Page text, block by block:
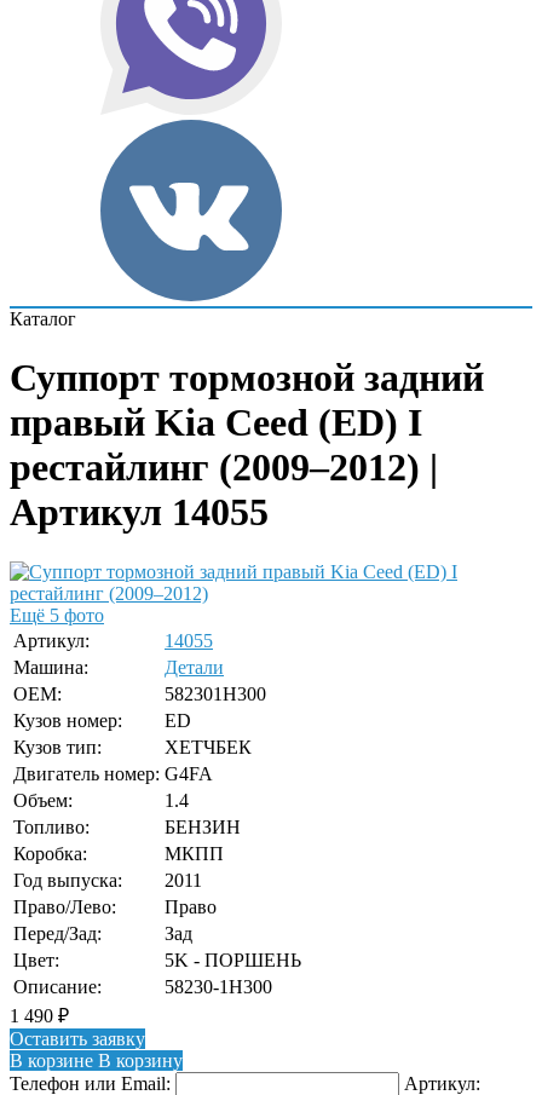
Каталог
Суппорт тормозной задний
правый Kia Ceed (ED) I
рестайлинг (2009–2012) |
Артикул 14055
Ещё 5 фото
Артикул:
14055
Машина:
Детали
OEM:
582301H300
Кузов номер:
ED
Кузов тип:
ХЕТЧБЕК
Двигатель номер: G4FA
Объем:
1.4
Топливо:
БЕНЗИН
Коробка:
МКПП
Год выпуска:
2011
Право/Лево:
Право
Перед/Зад:
Зад
Цвет:
5K - ПОРШЕНЬ
Описание:
58230-1H300
1 490 ₽
Оставить заявку
В корзине В корзину
Телефон или Email:
Артикул: